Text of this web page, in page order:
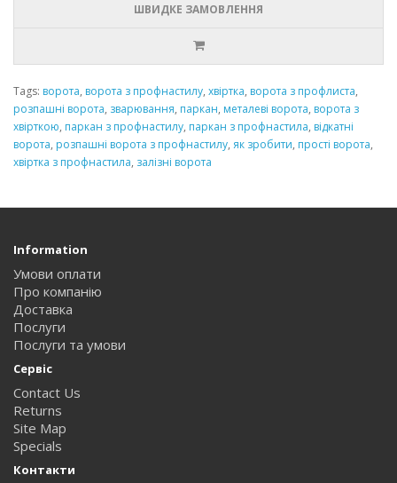
ШВИДКЕ ЗАМОВЛЕННЯ
Tags: ворота, ворота з профнастилу, хвіртка, ворота з профлиста,
розпашні ворота, зварювання, паркан, металеві ворота, ворота з
хвірткою, паркан з профнастилу, паркан з профнастила, відкатні
ворота, розпашні ворота з профнастилу, як зробити, прості ворота,
хвіртка з профнастила, залізні ворота
Information
Умови оплати
Про компанію
Доставка
Послуги
Послуги та умови
Сервіс
Contact Us
Returns
Site Map
Specials
Контакти